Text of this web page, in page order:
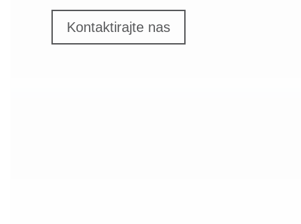
Kontaktirajte nas